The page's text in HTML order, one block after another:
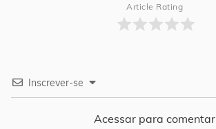
Article Rating
Inscrever-se
Acessar para comentar